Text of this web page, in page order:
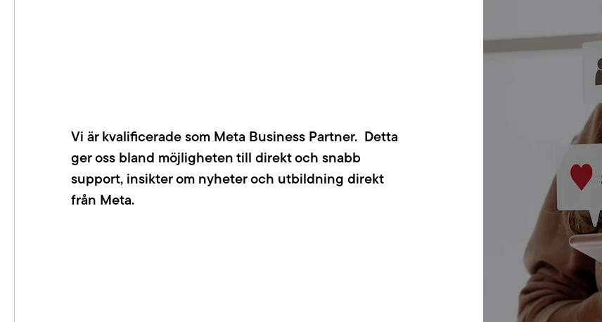
Vi är kvalificerade som Meta Business Partner. Detta
ger oss bland möjligheten till direkt och snabb
support, insikter om nyheter och utbildning direkt
från Meta.